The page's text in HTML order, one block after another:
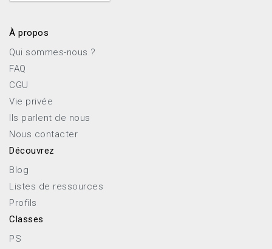
À propos
Qui sommes-nous ?
FAQ
CGU
Vie privée
Ils parlent de nous
Nous contacter
Découvrez
Blog
Listes de ressources
Profils
Classes
PS